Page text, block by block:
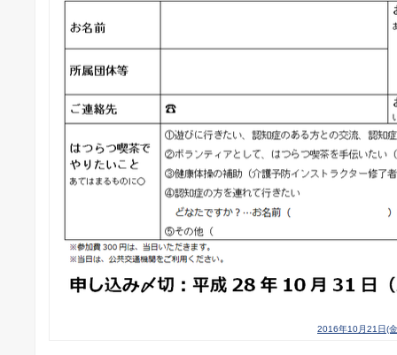
2016年10月21日(